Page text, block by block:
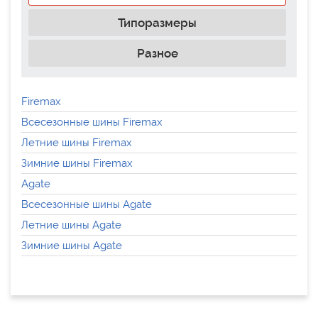
Типоразмеры
Разное
Firemax
Всесезонные шины Firemax
Летние шины Firemax
Зимние шины Firemax
Agate
Всесезонные шины Agate
Летние шины Agate
Зимние шины Agate